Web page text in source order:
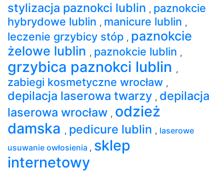
stylizacja paznokci lublin , paznokcie
hybrydowe lublin , manicure lublin ,
leczenie grzybicy stóp , paznokcie
żelowe lublin , paznokcie lublin ,
grzybica paznokci lublin ,
zabiegi kosmetyczne wrocław ,
depilacja laserowa twarzy , depilacja
laserowa wrocław , odzież
damska , pedicure lublin , laserowe
usuwanie owłosienia , sklep
internetowy